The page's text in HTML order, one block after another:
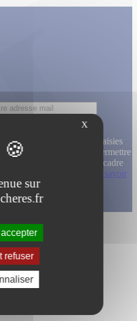
que les informations saisies
exploitées, traitées pour permettre
des informations, dans le cadre
de cette demande.
En savoir
X
sur
refuser